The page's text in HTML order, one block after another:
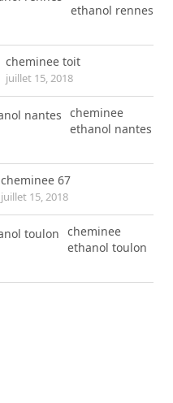
ethanol rennes
cheminee toit
juillet 15, 2018
cheminee
ethanol nantes
cheminee 67
juillet 15, 2018
cheminee
ethanol toulon